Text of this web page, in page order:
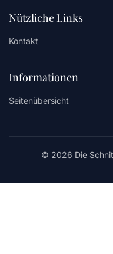
Nützliche Links
Kontakt
Informationen
Seitenübersicht
© 2026 Die